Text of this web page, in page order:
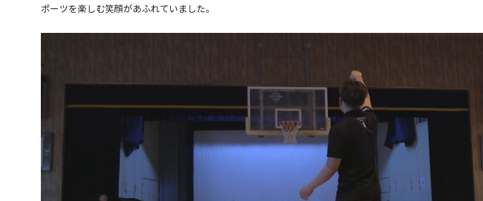
ポーツを楽しむ笑顔があふれていました。
ニュース記事を探す
ハッシュタグ
絞り込み検索